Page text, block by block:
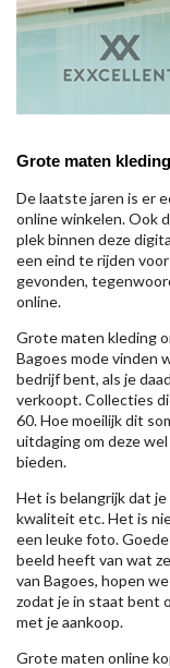
Grote maten
De laatste jaren is er
online winkelen. Ook
plek binnen deze
een eind te rijden
gevonden,
online.
Grote maten kleding
Bagoes mode vinden
bedrijf bent, als je
verkoopt. Collecties
60. Hoe moeilijk dit
uitdaging om deze
bieden.
Het is belangrijk dat
kwaliteit etc. Het is
een leuke foto.
beeld heeft van wat
van Bagoes, hopen
zodat je in staat bent
met je aankoop.
Grote maten online